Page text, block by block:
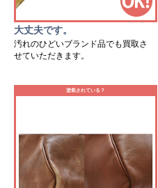
大丈夫です。
汚れのひどいブランド品でも買取さ
せていただきます。
塗装されている？